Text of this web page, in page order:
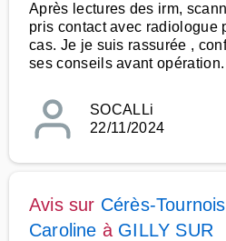
Après lectures des irm,
pris contact avec radiologue
cas. Je je suis rassurée ,
ses conseils avant opération.
SOCALLi
22/11/2024
Avis sur Cérès-Tournois
Caroline à GILLY SUR